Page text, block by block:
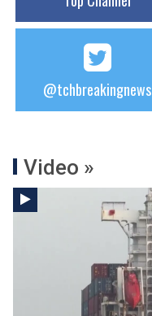
@tchbreakingnews
Video »